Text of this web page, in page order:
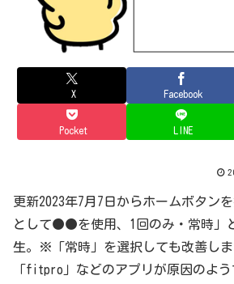
X Facebook
Pocket LINE
更新2023年7月7日からホームボタン
として●●を使用、1回のみ・常時」
生。※「常時」を選択しても改善し
「fitpro」などのアプリが原因のよ